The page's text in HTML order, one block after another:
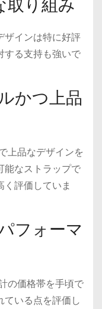
取り組み
ザインは特に好評
する支持も強いで
かつ上品
上品なデザインを
能なストラップで
評価していま
フォーマ
の価格帯を手頃で
ている点を評価し